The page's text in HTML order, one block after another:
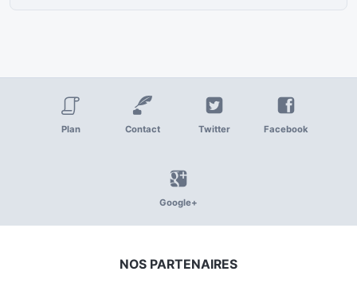
Plan Contact Twitter Facebook
Google+
NOS PARTENAIRES